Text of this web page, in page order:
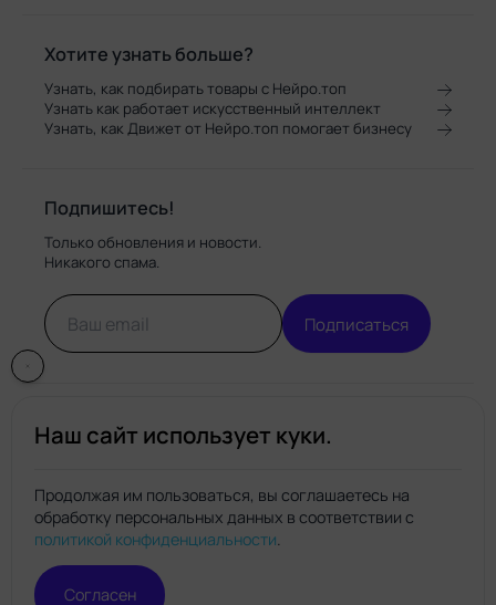
Хотите узнать больше?
Узнать, как подбирать товары с Нейро.топ
Узнать как работает искусственный интеллект
Узнать, как Движет от Нейро.топ помогает бизнесу
Подпишитесь!
Только обновления и новости.
Никакого спама.
Подписаться
Нейро.топ
© Нейро.топ 2026. Все права защищены.
Политика конфиденциальности
Наш сайт использует куки.
Продолжая им пользоваться, вы соглашаетесь на
обработку персональных данных в соответствии с
политикой конфиденциальности.
Согласен